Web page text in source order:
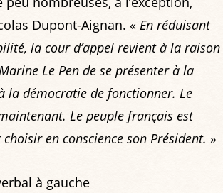
Dupont-Aignan. « En réduisant
la cour d’appel revient à la raison
Le Pen de se présenter à la
la démocratie de fonctionner. Le
Le peuple français est
en conscience son Président. »
à gauche